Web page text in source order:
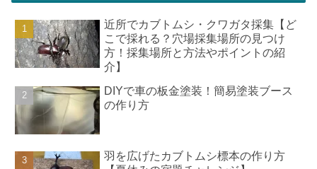
近所でカブトムシ・クワガタ採集【ど
こで採れる？穴場採集場所の見つけ
方！採集場所と方法やポイントの紹
介】
DIYで車の板金塗装！簡易塗装ブース
の作り方
羽を広げたカブトムシ標本の作り方